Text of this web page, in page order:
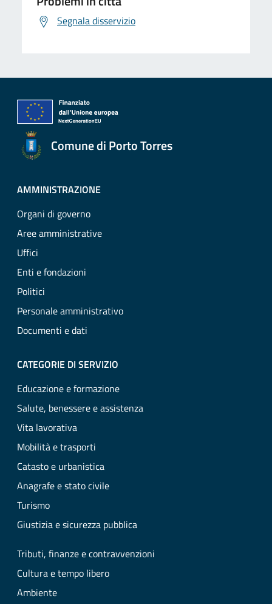
Segnala disservizio
Comune di Porto Torres
AMMINISTRAZIONE
Organi di governo
Aree amministrative
Uffici
Enti e fondazioni
Politici
Personale amministrativo
Documenti e dati
CATEGORIE DI SERVIZIO
Educazione e formazione
Salute, benessere e assistenza
Vita lavorativa
Mobilità e trasporti
Catasto e urbanistica
Anagrafe e stato civile
Turismo
Giustizia e sicurezza pubblica
Tributi, finanze e contravvenzioni
Cultura e tempo libero
Ambiente